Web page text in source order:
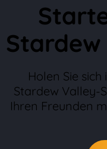
Holen Sie
Stardew Valley-
Ihren Freunden